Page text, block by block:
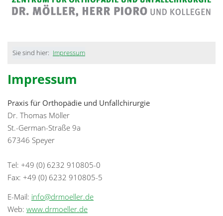
Sie sind hier: Impressum
Impressum
Praxis für Orthopädie und Unfallchirurgie
Dr. Thomas Möller
St.-German-Straße 9a
67346 Speyer
Tel: +49 (0) 6232 910805-0
Fax: +49 (0) 6232 910805-5
E-Mail: info@drmoeller.de
Web: www.drmoeller.de